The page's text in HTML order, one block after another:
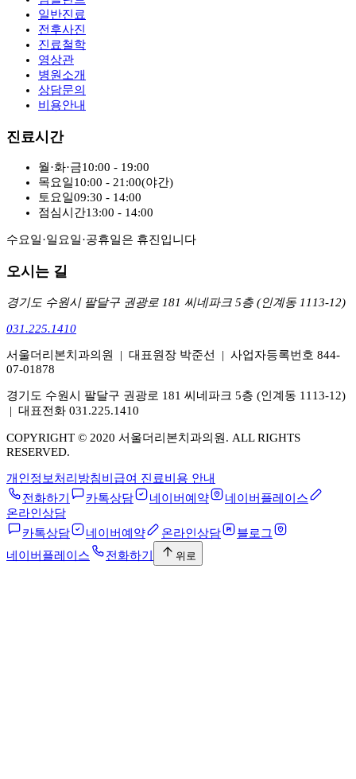
일반진료
전후사진
진료철학
영상관
병원소개
상담문의
비용안내
진료시간
월·화·금10:00 - 19:00
목요일10:00 - 21:00(야간)
토요일09:30 - 14:00
점심시간13:00 - 14:00
수요일·일요일·공휴일은 휴진입니다
오시는 길
경기도 수원시 팔달구 권광로 181 씨네파크 5층 (인계동 1113-12)
031.225.1410
서울더리본치과의원 | 대표원장 박준선 | 사업자등록번호 844-
07-01878
경기도 수원시 팔달구 권광로 181 씨네파크 5층 (인계동 1113-12)
| 대표전화 031.225.1410
COPYRIGHT © 2020 서울더리본치과의원. ALL RIGHTS
RESERVED.
개인정보처리방침비급여 진료비용 안내
전화하기
카톡상담 네이버예약
네이버플레이스
온라인상담
카톡상담
네이버예약 온라인상담
블로그
네이버플레이스
전화하기 위로